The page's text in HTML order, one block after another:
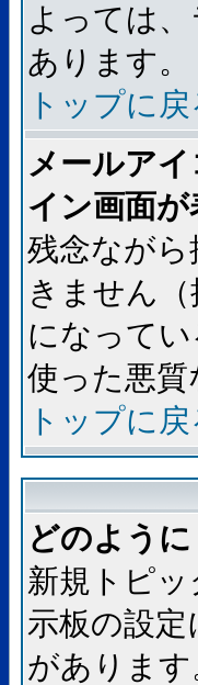
よっては
あります。
トップに戻
メールア
イン画面が
残念なが
きません
になって
使った悪
トップに戻
どのよう
新規トピ
示板の設
がありま